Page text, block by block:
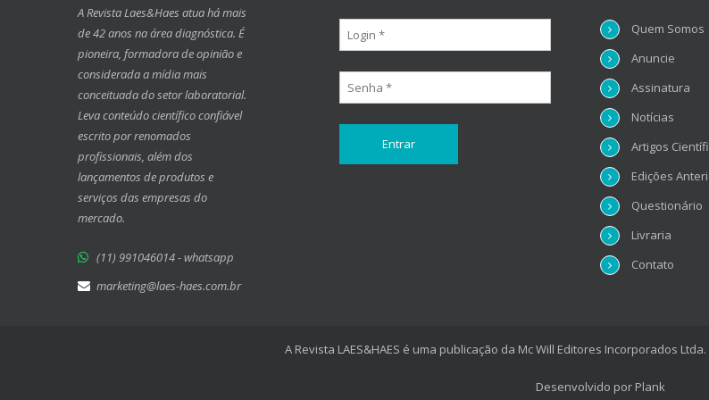
A Revista Laes&Haes atua há mais
de 42 anos na área diagnóstica. É
pioneira, formadora de opinião e
considerada a mídia mais
conceituada do setor laboratorial.
Leva conteúdo científico confiável
escrito por renomados
profissionais, além dos
lançamentos de produtos e
serviços das empresas do
mercado.
(11) 991046014 - whatsapp
marketing@laes-haes.com.br
Quem Somos
Anuncie
Assinatura
Notícias
Artigos
Edições
Questionário
Livraria
Contato
A Revista LAES&HAES é uma publicação da Mc Will Editores Incorporados
Desenvolvido por Plank